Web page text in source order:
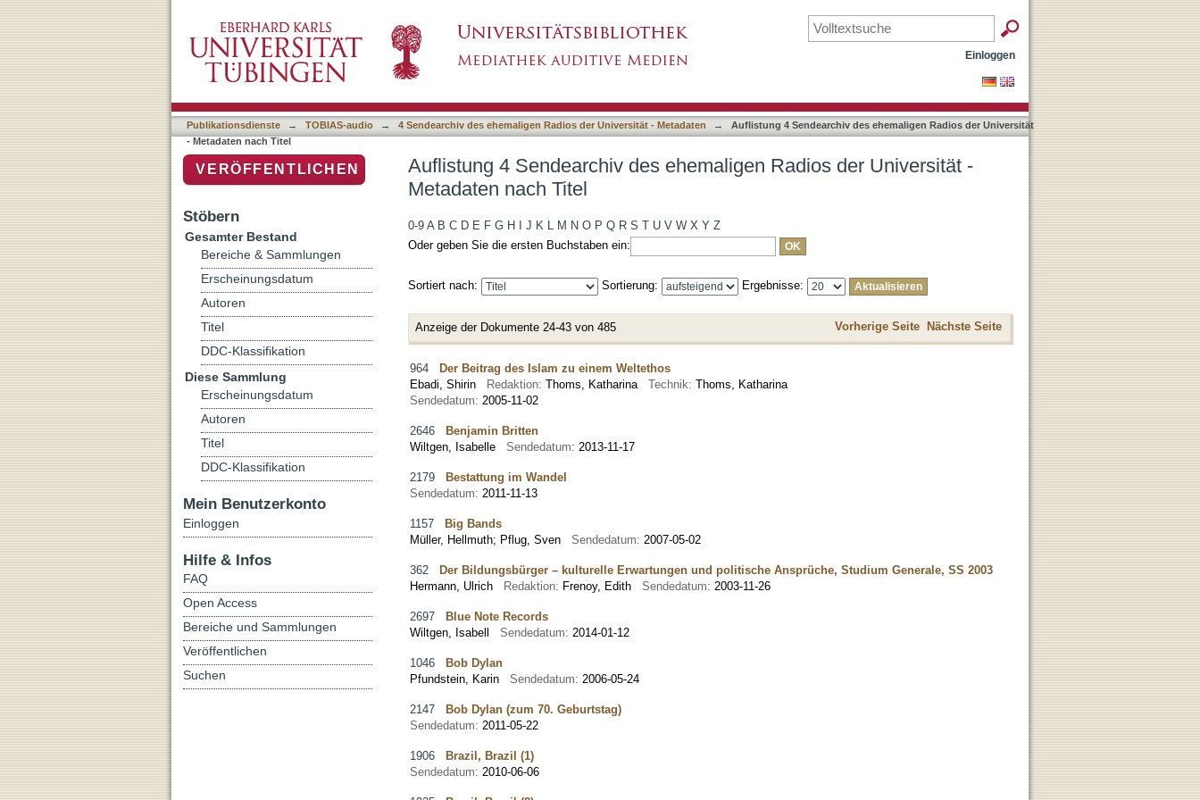
Auflistung 4 Sendearchiv des ehemaligen Radios der Universität - Metadaten nach Titel
Einloggen
Publikationsdienste → TOBIAS-audio → 4 Sendearchiv des ehemaligen Radios der Universität - Metadaten →
Auflistung 4 Sendearchiv des ehemaligen Radios der Universität
- Metadaten nach Titel
Auflistung 4 Sendearchiv des ehemaligen Radios der Universität -
Metadaten nach Titel
0-9 A B C D E F G H J K L M N O P Q R S T U V W X Y Z
Oder geben Sie die ersten Buchstaben ein:
Sortiert nach: Sortierung: Ergebnisse:
Anzeige der Dokumente 24-43 von 485 Vorherige Seite Nächste Seite
964 Der Beitrag des Islam zu einem Weltethos
Ebadi, Shirin
Redaktion: Thoms, Katharina Technik: Thoms, Katharina
Sendedatum: 2005-11-02
2646 Benjamin Britten
Wiltgen, Isabelle
Sendedatum: 2013-11-17
2179 Bestattung im Wandel
Sendedatum: 2011-11-13
1157 Big Bands
Müller, Hellmuth; Pflug, Sven Sendedatum: 2007-05-02
362 Der Bildungsbürger – kulturelle Erwartungen und politische Ansprüche, Studium Generale, SS 2003
Hermann, Ulrich
Redaktion: Frenoy, Edith Sendedatum: 2003-11-26
2697 Blue Note Records
Wiltgen, Isabell
Sendedatum: 2014-01-12
1046 Bob Dylan
Pfundstein, Karin
Sendedatum: 2006-05-24
2147 Bob Dylan (zum 70. Geburtstag)
Sendedatum: 2011-05-22
1906 Brazil, Brazil (1)
Sendedatum: 2010-06-06
VERÖFFENTLICHEN
Stöbern
Gesamter Bestand
Bereiche & Sammlungen
Erscheinungsdatum
Autoren
Titel
DDC-Klassifikation
Diese Sammlung
Erscheinungsdatum
Autoren
Titel
DDC-Klassifikation
Mein Benutzerkonto
Einloggen
Hilfe & Infos
FAQ
Open Access
Bereiche und Sammlungen
Veröffentlichen
Suchen